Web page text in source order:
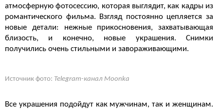
атмосферную фотосессию, которая выглядит, как кадры из
романтического фильма. Взгляд постоянно цепляется за
новые детали: нежные прикосновения, захватывающая
близость, и конечно, новые украшения. Снимки
получились очень стильными и завораживающими.
Источник фото: Telegram-канал Moonka
Все украшения подойдут как мужчинам, так и женщинам.